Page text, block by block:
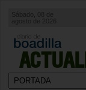
Sábado, 08 de
agosto de 2026